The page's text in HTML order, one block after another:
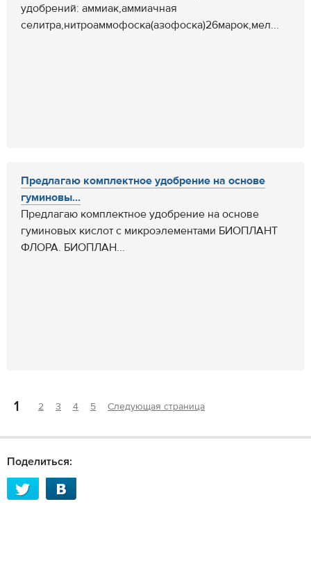
удобрений: аммиак,аммиачная
селитра,нитроаммофоска(азофоска)26марок,мел...
Предлагаю комплектное удобрение на основе
гуминовы...
Предлагаю комплектное удобрение на основе
гуминовых кислот с микроэлементами БИОПЛАНТ
ФЛОРА. БИОПЛАН...
1 2 3 4 5 Следующая страница
Поделиться: